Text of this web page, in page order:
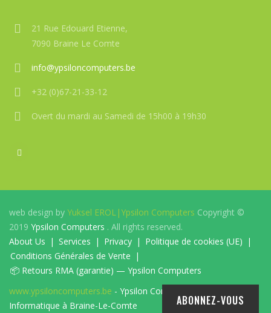
21 Rue Edouard Etienne,
7090 Braine Le Comte
info@ypsiloncomputers.be
+32 (0)67-21-33-12
Overt du mardi au Samedi de 15h00 à 19h30
web design by Yuksel EROL|Ypsilon Computers Copyright ©
2019 Ypsilon Computers . All rights reserved.
About Us
Services Privacy
Politique de cookies (UE)
Conditions Générales de Vente
📦 Retours RMA (garantie) — Ypsilon Computers
www.ypsiloncomputers.be - Ypsilon Computers-Magasin
Informatique à Braine-Le-Comte
ABONNEZ-VOUS